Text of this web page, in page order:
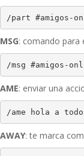
/part #amigos-
MSG: comando para
/msg #amigos-
AME: enviar una
/ame hola a
AWAY: te marca